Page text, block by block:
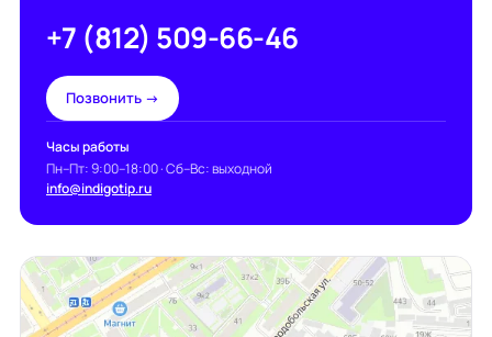
+7 (812) 509-66-46
Позвонить →
Часы работы
Пн–Пт: 9:00–18:00 · Сб–Вс: выходной
info@indigotip.ru